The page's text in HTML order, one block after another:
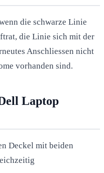
die schwarze Linie
die Linie sich mit der
Anschliessen nicht
vorhanden sind.
Laptop
Deckel mit beiden